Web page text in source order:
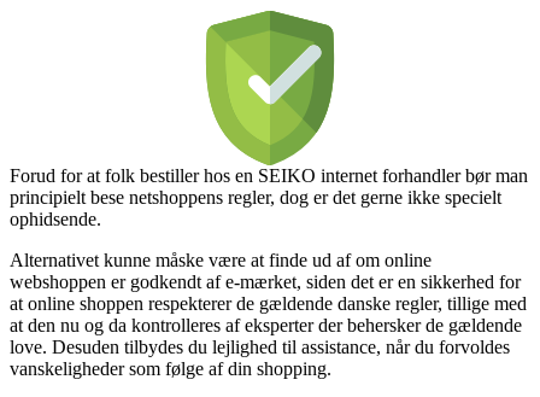
Forud for at folk bestiller hos en SEIKO internet forhandler bør man
principielt bese netshoppens regler, dog er det gerne ikke specielt
ophidsende.
Alternativet kunne måske være at finde ud af om online
webshoppen er godkendt af e-mærket, siden det er en sikkerhed for
at online shoppen respekterer de gældende danske regler, tillige med
at den nu og da kontrolleres af eksperter der behersker de gældende
love. Desuden tilbydes du lejlighed til assistance, når du forvoldes
vanskeligheder som følge af din shopping.